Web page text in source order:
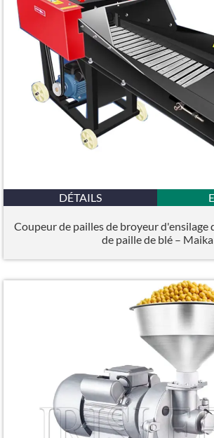
DÉTAILS
Coupeur de pailles de broyeur d'ensilage
de paille de blé – Maika